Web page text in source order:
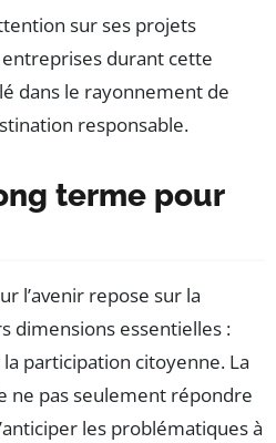
sur ses projets
durant cette
dans le rayonnement de
responsable.
terme pour
l’avenir repose sur la
dimensions essentielles :
participation citoyenne. La
ne pas seulement répondre
les problématiques à